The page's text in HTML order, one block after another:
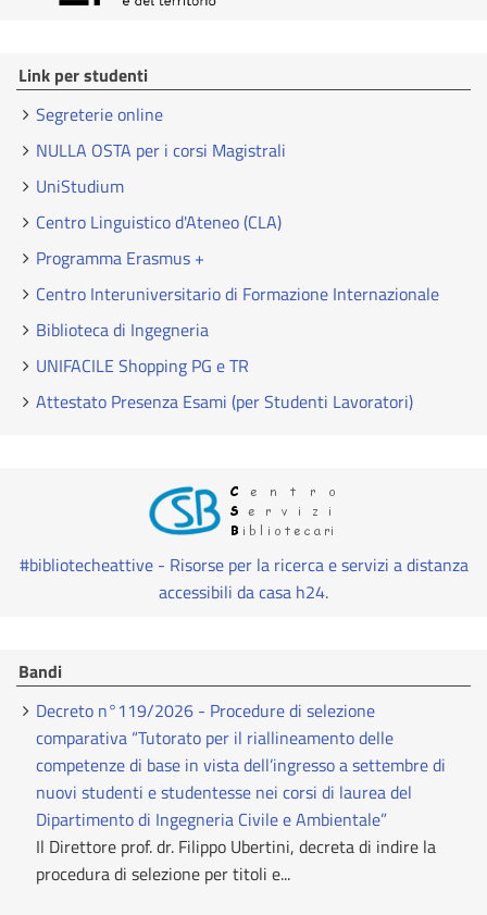
Link per studenti
Segreterie online
NULLA OSTA per i corsi Magistrali
UniStudium
Centro Linguistico d'Ateneo (CLA)
Programma Erasmus +
Centro Interuniversitario di Formazione Internazionale
Biblioteca di Ingegneria
UNIFACILE Shopping PG e TR
Attestato Presenza Esami (per Studenti Lavoratori)
#bibliotecheattive - Risorse per la ricerca e servizi a distanza
accessibili da casa h24.
Bandi
Decreto n°119/2026 - Procedure di selezione
comparativa “Tutorato per il riallineamento delle
competenze di base in vista dell’ingresso a settembre di
nuovi studenti e studentesse nei corsi di laurea del
Dipartimento di Ingegneria Civile e Ambientale”
Il Direttore prof. dr. Filippo Ubertini, decreta di indire la
procedura di selezione per titoli e...